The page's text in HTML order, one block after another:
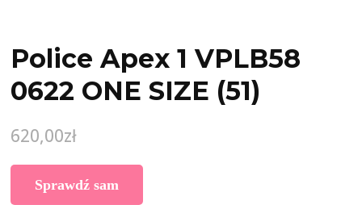
Police Apex 1 VPLB58
0622 ONE SIZE (51)
620,00zł
Sprawdź sam